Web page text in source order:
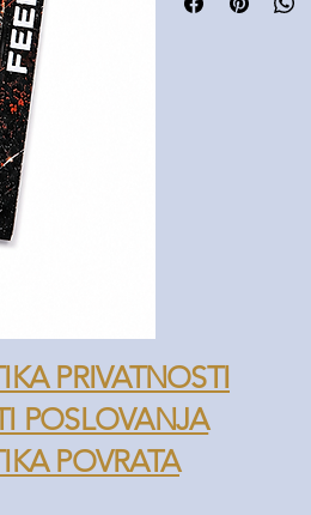
Pogodna za feeder
PRIVATNOSTI
POSLOVANJA
POVRATA